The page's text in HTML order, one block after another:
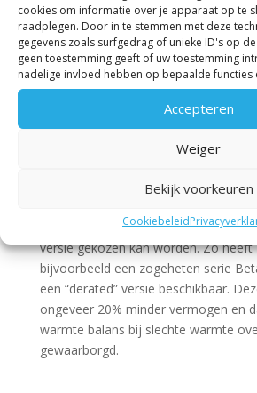
cookies om informatie over je apparaat op te
raadplegen. Door in te stemmen met deze
gegevens zoals surfgedrag of unieke ID's op
geen toestemming geeft of uw toestemming
nadelige invloed hebben op bepaalde functies
Accepteren
Weiger
Bekijk voorkeuren
Cookiebeleid
dan de trommel) of zelfs helemaal
bijvoorbeeld als er kettingwielen
trommel worden geplaatst die de
een dikke bekleding, die zorgt voor
band en trommel, beïnvloedt de
negatief. Indien er een bekleding op
aangebracht is het altijd belangrijk
de diverse trommelmotoren bij
trommelmotor voldoet, of dat beter
versie gekozen kan worden. Zo heeft
bijvoorbeeld een zogeheten serie
een “derated” versie beschikbaar.
ongeveer 20% minder vermogen en
warmte balans bij slechte warmte
gewaarborgd.